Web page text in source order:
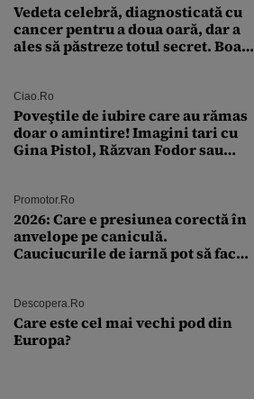
Vedeta celebră, diagnosticată cu
cancer pentru a doua oară, dar a
ales să păstreze totul secret. Boala
Ciao.ro
Poveştile de iubire care au rămas
doar o amintire! Imagini tari cu
Gina Pistol, Răzvan Fodor sau
Promotor.ro
2026: Care e presiunea corectă în
anvelope pe caniculă.
Cauciucurile de iarnă pot să facă
Descopera.ro
Care este cel mai vechi pod din
Europa?